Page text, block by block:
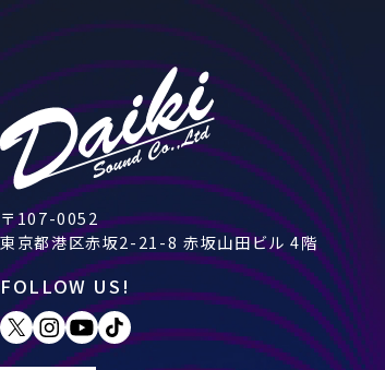
〒107-0052
東京都港区赤坂2-21-8 赤坂山田ビル 4階
FOLLOW US!